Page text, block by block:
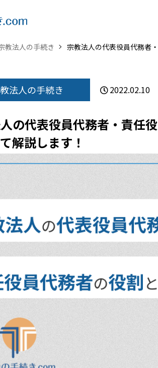
教法人の手続き 宗教法人の代表役員代務者
法人の手続き 2022.02.10
の代表役員代務者・責任
解説します！